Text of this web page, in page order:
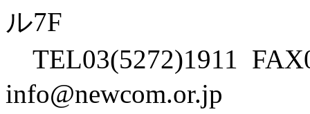
ル7F
TEL03(5272)1911
info@newcom.or.jp